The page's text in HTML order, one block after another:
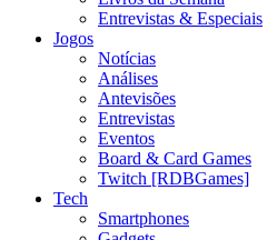
Entrevistas & Especiais
Jogos
Notícias
Análises
Antevisões
Entrevistas
Eventos
Board & Card Games
Twitch [RDBGames]
Tech
Smartphones